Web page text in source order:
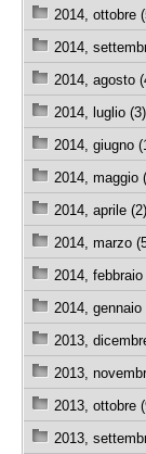
2014, ottobre
2014,
2014, agosto
2014, luglio (3)
2014, giugno
2014, maggio
2014, aprile (2)
2014, marzo
2014, febbraio
2014, gennaio
2013,
2013,
2013, ottobre
2013,